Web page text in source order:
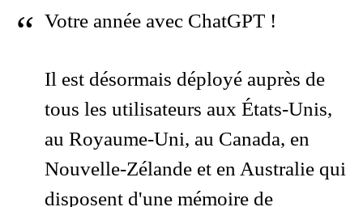
Votre année avec ChatGPT !
Il est désormais déployé auprès de
tous les utilisateurs aux États-Unis,
au Royaume-Uni, au Canada, en
Nouvelle-Zélande et en Australie qui
disposent d'une mémoire de